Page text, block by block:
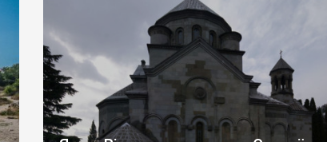
називаються «повстяками» (postaki)…” “Вино. Крим
виробляє відмінне вино і його вдосталь: воно все
легке біле і дуже […]